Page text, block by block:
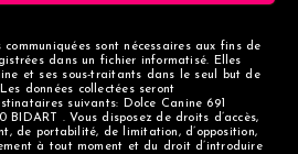
communiquées sont nécessaires aux fins de
dans un fichier informatisé. Elles
et ses sous-traitants dans le seul but de
données collectées seront
suivants: Dolce Canine 691
BIDART . Vous disposez de droits d’accès,
de portabilité, de limitation, d’opposition,
à tout moment et du droit d’introduire